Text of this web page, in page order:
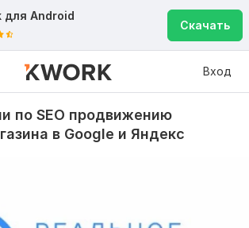
для Android
Скачать
Вход
по SEO продвижению
в Google и Яндекс